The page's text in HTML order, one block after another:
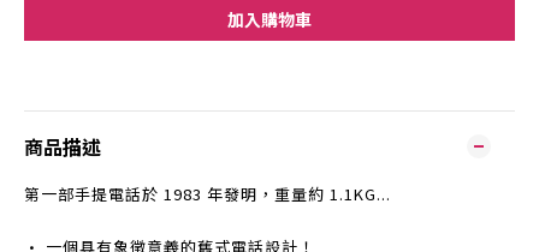
加入購物車
商品描述
第一部手提電話於 1983 年發明，重量約 1.1KG...
• 一個具有象徵意義的舊式電話設計！